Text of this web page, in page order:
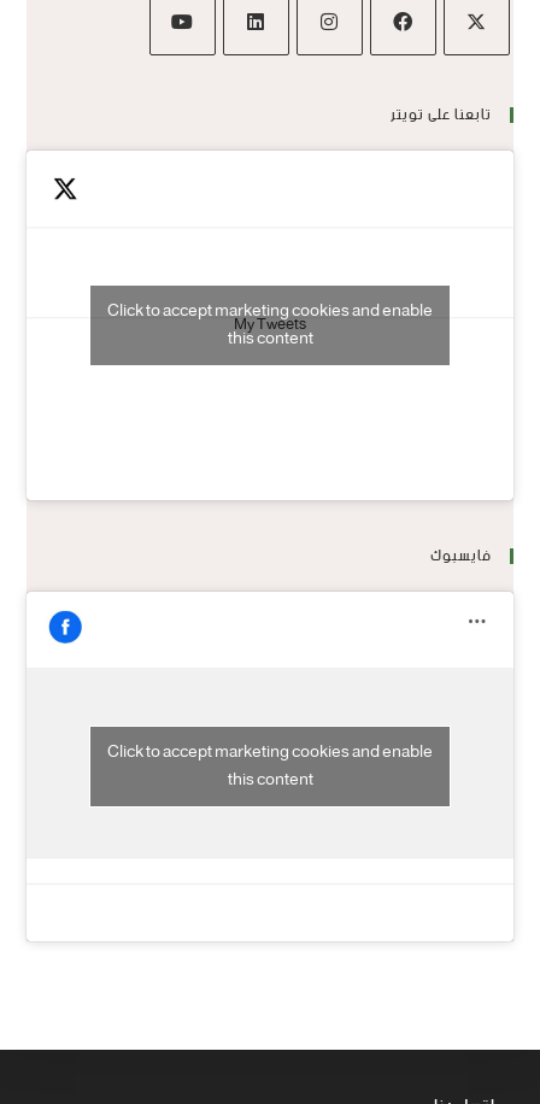
تابعنا على تويتر
My Tweets
Click to accept marketing cookies and enable
this content
فايسبوك
Click to accept marketing cookies and enable
this content